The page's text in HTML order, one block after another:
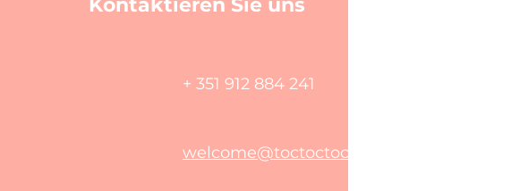
Kontaktieren Sie uns
+ 351 912 884 241
welcome@toctoctoclisboa.com